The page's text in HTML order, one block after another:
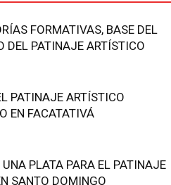
FORMATIVAS, BASE DEL
DEL PATINAJE ARTÍSTICO
PATINAJE ARTÍSTICO
EN FACATATIVÁ
UNA PLATA PARA EL PATINAJE
SANTO DOMINGO